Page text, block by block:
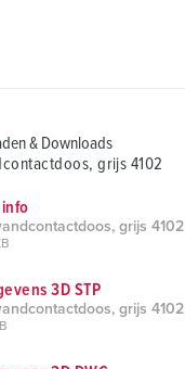
& Downloads
grijs 4102
grijs 4102
3D STP
grijs 4102